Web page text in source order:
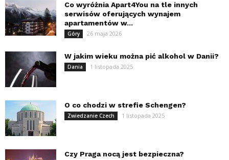
Co wyróżnia Apart4You na tle innych
serwisów oferujących wynajem
apartamentów w...
Góry 26 maja 2026
W jakim wieku można pić alkohol w Danii?
Dania 1 listopada 2025
O co chodzi w strefie Schengen?
Zwiedzanie Czech 1 listopada 2025
Czy Praga nocą jest bezpieczna?